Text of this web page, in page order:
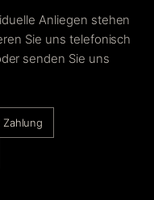
Anliegen stehen
Sie uns telefonisch
senden Sie uns
Zahlung